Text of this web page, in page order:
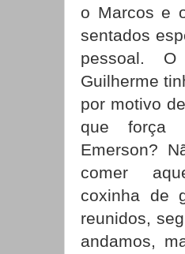
o Marcos e
sentados
pessoal.
Guilherme
por motivo
que força
Emerson?
comer
coxinha de
reunidos,
andamos,